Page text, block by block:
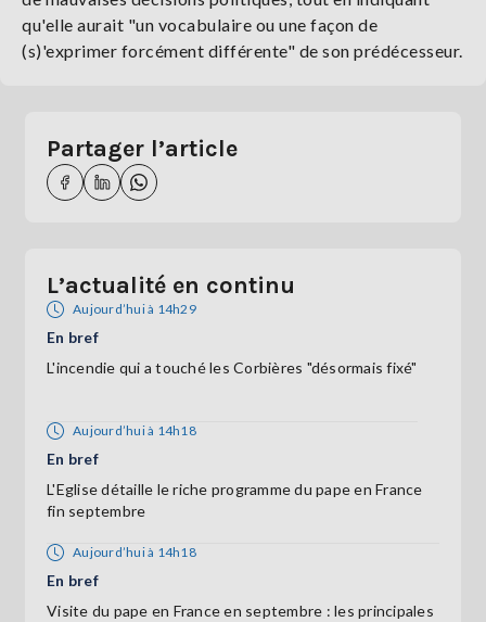
qu'elle aurait "un vocabulaire ou une façon de
(s)'exprimer forcément différente" de son prédécesseur.
Partager l’article
L’actualité en continu
Aujourd’hui à 14h29
En bref
L'incendie qui a touché les Corbières "désormais fixé"
Aujourd’hui à 14h18
En bref
L'Eglise détaille le riche programme du pape en France
fin septembre
Aujourd’hui à 14h18
En bref
Visite du pape en France en septembre : les principales